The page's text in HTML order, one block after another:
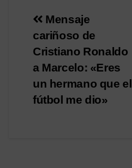
Navegación
de
entradas
Mensaje
cariñoso de
Cristiano Ronaldo
a Marcelo: «Eres
un hermano que el
fútbol me dio»